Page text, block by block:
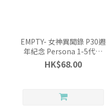
EMPTY- 女神異聞錄 P30週
年紀念 Persona 1-5代角
色 × Bkub 毛絨徽章
HK$68.00